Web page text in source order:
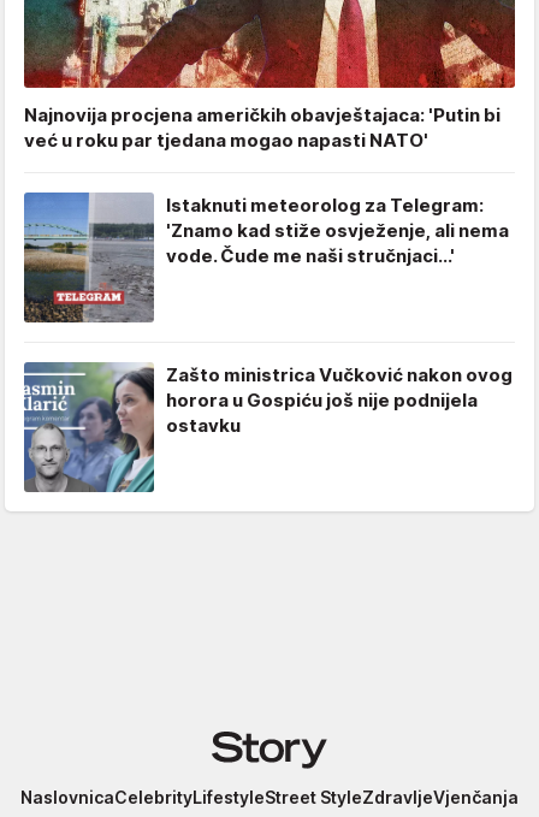
Najnovija procjena američkih obavještajaca: 'Putin bi
već u roku par tjedana mogao napasti NATO'
Istaknuti meteorolog za Telegram:
'Znamo kad stiže osvježenje, ali nema
vode. Čude me naši stručnjaci...'
Zašto ministrica Vučković nakon ovog
horora u Gospiću još nije podnijela
ostavku
Story
NaslovnicaCelebrityLifestyleStreet StyleZdravljeVjenčanja